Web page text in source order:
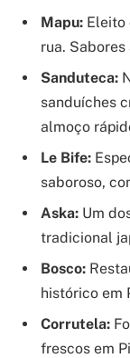
Mapu: Eleito
rua.
Sanduteca:
sanduíches
almoço
Le Bife:
saboroso,
Aska: Um
tradicional
Bosco:
histórico em
Corrutela:
frescos em